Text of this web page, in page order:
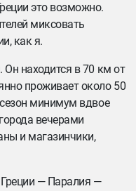
это возможно.
миксовать
как я.
Он находится в 70 км от
проживает около 50
минимум вдвое
вечерами
и магазинчики,
— Паралия —